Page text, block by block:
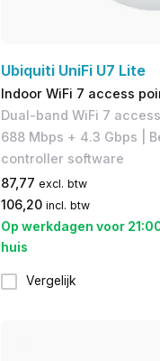
Ubiquiti UniFi U7 Lite
Indoor WiFi 7 access
Dual-band WiFi 7
688 Mbps + 4.3 Gbps |
controller software
87,77 excl. btw
106,20 incl. btw
Op werkdagen voor
huis
Vergelijk